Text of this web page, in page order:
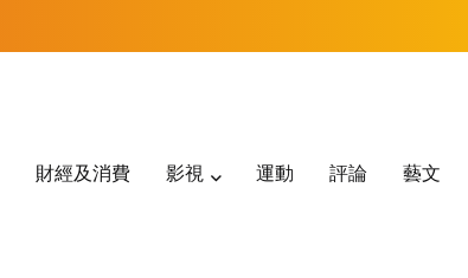
財經及消費 影視 運動 評論 藝文